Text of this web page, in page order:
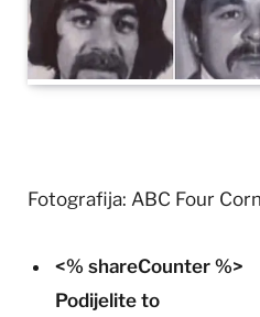
Fotografija: ABC Four
<% shareCounter %>
Podijelite to